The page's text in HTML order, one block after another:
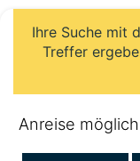
Ihre Suche mit
Treffer
Anreise